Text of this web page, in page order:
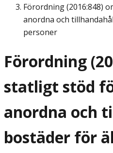
Förordning (2016:848)
anordna och
personer
Förordning
statligt stöd
anordna och
bostäder för